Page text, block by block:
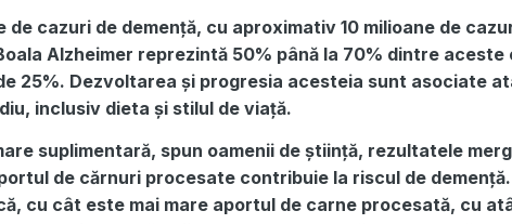
de cazuri de demență, cu aproximativ 10 milioane de
Alzheimer reprezintă 50% până la 70% dintre aceste
25%. Dezvoltarea și progresia acesteia sunt asociate
inclusiv dieta și stilul de viață.
suplimentară, spun oamenii de știință, rezultatele
de cărnuri procesate contribuie la riscul de demență.
cu cât este mai mare aportul de carne procesată, cu